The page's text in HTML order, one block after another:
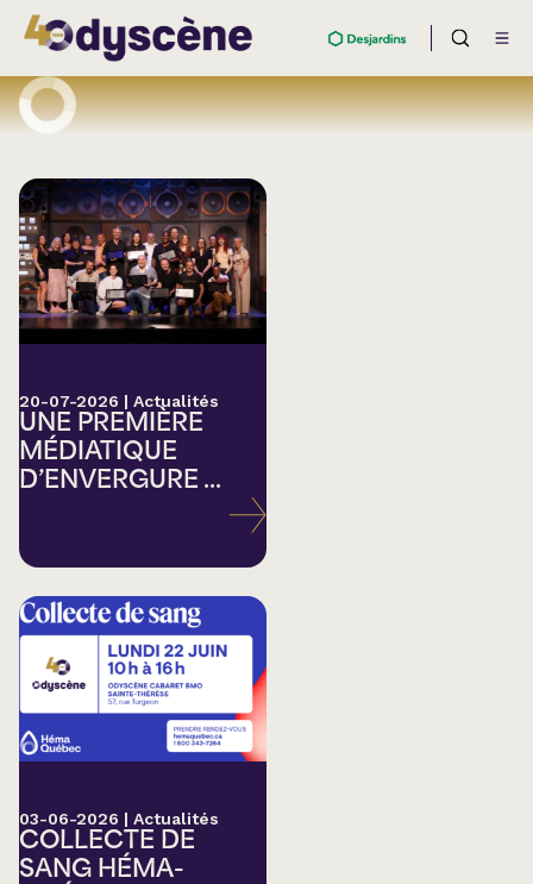
20-07-2026 | Actualités
UNE PREMIÈRE
MÉDIATIQUE
D’ENVERGURE ...
03-06-2026 | Actualités
COLLECTE DE
SANG HÉMA-